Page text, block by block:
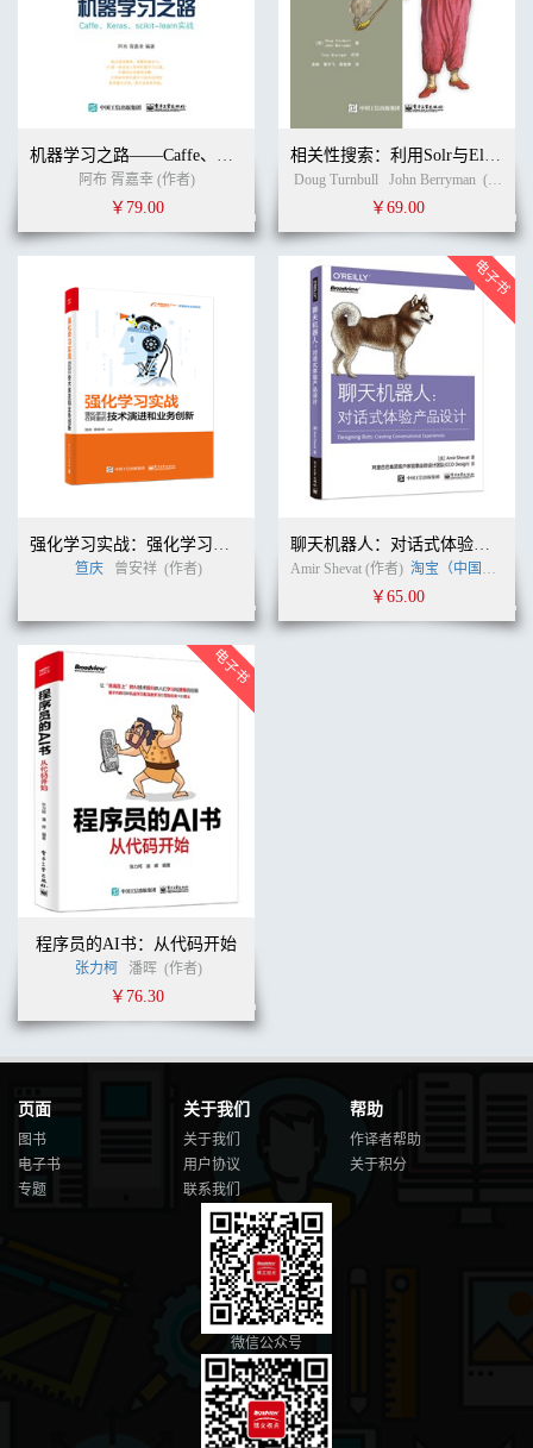
机器学习之路——Caffe、Keras、scikit-learn实战
阿布 胥嘉幸 (作者)
￥79.00
相关性搜索：利用Solr与Elasticsearch创建智能应用
Doug Turnbull John Berryman (作者)
￥69.00
强化学习实战：强化学习在阿里的技术演进和业务创新
笪庆 曾安祥 (作者)
聊天机器人：对话式体验产品设计
Amir Shevat (作者) 淘宝（中国）软件有限公司
￥65.00
程序员的AI书：从代码开始
张力柯 潘晖 (作者)
￥76.30
页面
图书
电子书
专题
关于我们
关于我们
用户协议
联系我们
帮助
作译者帮助
关于积分
微信公众号